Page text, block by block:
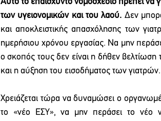
των υγειονομικών και του λαού. Δεν
και αποκλειστικής απασχόλησης των
ημερήσιου χρόνου εργασίας. Να μην
ο σκοπός τους δεν είναι η δήθεν
και η αύξηση του εισοδήματος των γιατρών.
Χρειάζεται τώρα να δυναμώσει ο
το «νέο ΕΣΥ», να μην περάσει το νέο